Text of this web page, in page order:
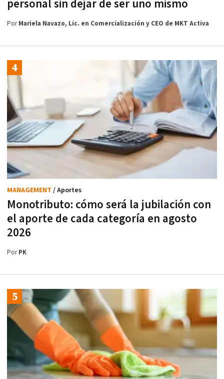
personal sin dejar de ser uno mismo
PorMariela Navazo, Lic. en Comercialización y CEO de MKT Activa
Monotributo: cómo será la jubilación con
el aporte de cada categoría en agosto
2026
MANAGEMENT / Aportes
PorPK